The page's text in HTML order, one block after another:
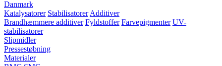
Danmark
Katalysatorer Stabilisatorer Additiver
Brandhæmmere additiver Fyldstoffer Farvepigmenter UV-
stabilisatorer
Slipmidler
Pressestøbning
Materialer